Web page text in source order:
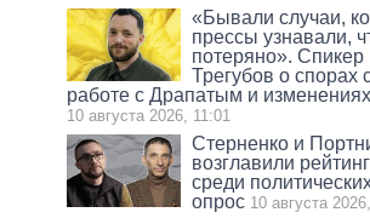
«Бывали случаи,
прессы узнавали,
потеряно».
Трегубов о спорах
работе с Драпатым и
10 августа 2026, 11:01
Стерненко и
возглавили
среди
опрос 10 августа